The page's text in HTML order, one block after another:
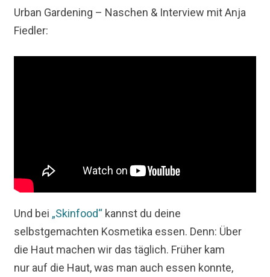
Urban Gardening – Naschen & Interview mit Anja
Fiedler:
Und bei „Skinfood“kannst du deine
selbstgemachten Kosmetika essen. Denn: Über
die Haut machen wir das täglich. Früher kam
nur auf die Haut, was man auch essen konnte,